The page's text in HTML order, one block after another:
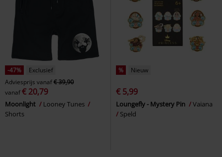
-47%
Exclusief
Adviesprijs vanaf€ 39,90
vanaf€ 20,79
Moonlight
Looney Tunes
Shorts
% Nieuw
€ 5,99
Loungefly - Mystery Pin
Vaiana
Speld